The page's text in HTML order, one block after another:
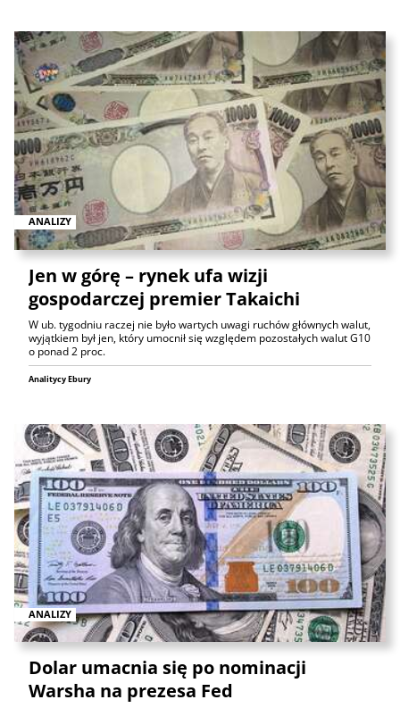
ANALIZY
Jen w górę – rynek ufa wizji
gospodarczej premier Takaichi
W ub. tygodniu raczej nie było wartych uwagi ruchów głównych walut,
wyjątkiem był jen, który umocnił się względem pozostałych walut G10
o ponad 2 proc.
Analitycy Ebury
ANALIZY
Dolar umacnia się po nominacji
Warsha na prezesa Fed